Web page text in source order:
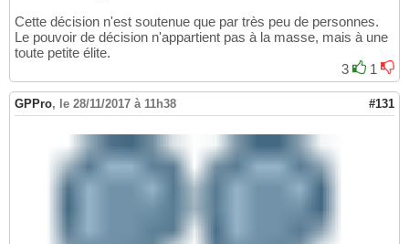
Cette décision n'est soutenue que par très peu de personnes.
Le pouvoir de décision n'appartient pas à la masse, mais à une
toute petite élite.
3
1
GPPro, le 28/11/2017 à 11h38 #131